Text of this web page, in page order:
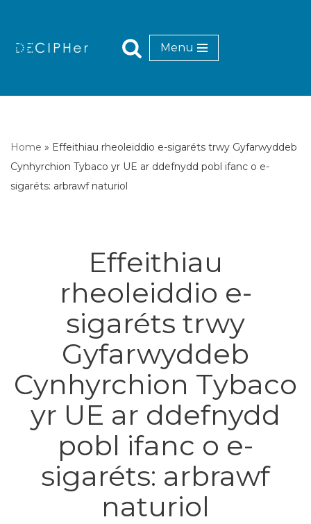
Menu
Home » Effeithiau rheoleiddio e-sigaréts trwy Gyfarwyddeb
Cynhyrchion Tybaco yr UE ar ddefnydd pobl ifanc o e-
sigaréts: arbrawf naturiol
Effeithiau
rheoleiddio e-
sigaréts trwy
Gyfarwyddeb
Cynhyrchion Tybaco
yr UE ar ddefnydd
pobl ifanc o e-
sigaréts: arbrawf
naturiol